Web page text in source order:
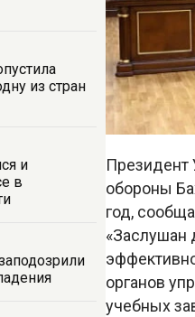
из стран
и
в
Президент
обороны
год,
«Заслушан
органов
учебных